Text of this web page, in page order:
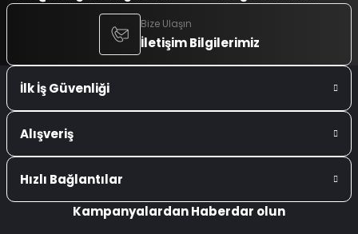
Bize Ulaşın
İletişim Bilgilerimiz
İlk İş Güvenliği
Alışveriş
Hızlı Bağlantılar
Kampanyalardan Haberdar olun